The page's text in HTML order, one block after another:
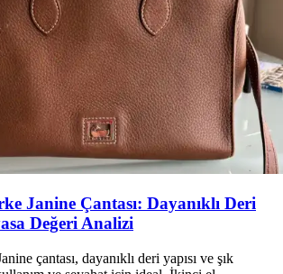
Janine Çantası: Dayanıklı Deri
Değeri Analizi
çantası, dayanıklı deri yapısı ve şık